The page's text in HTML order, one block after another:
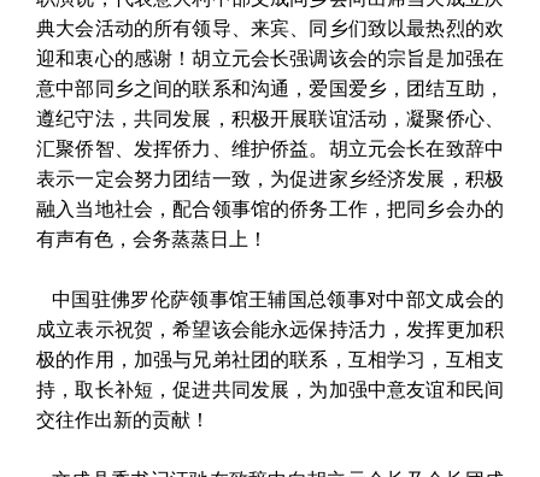
典大会活动的所有领导、来宾、同乡们致以最热烈的欢
迎和衷心的感谢！胡立元会长强调该会的宗旨是加强在
意中部同乡之间的联系和沟通，爱国爱乡，团结互助，
遵纪守法，共同发展，积极开展联谊活动，凝聚侨心、
汇聚侨智、发挥侨力、维护侨益。胡立元会长在致辞中
表示一定会努力团结一致，为促进家乡经济发展，积极
融入当地社会，配合领事馆的侨务工作，把同乡会办的
有声有色，会务蒸蒸日上！
中国驻佛罗伦萨领事馆王辅国总领事对中部文成会的
成立表示祝贺，希望该会能永远保持活力，发挥更加积
极的作用，加强与兄弟社团的联系，互相学习，互相支
持，取长补短，促进共同发展，为加强中意友谊和民间
交往作出新的贡献！